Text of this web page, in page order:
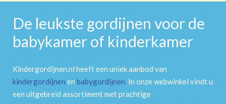
De leukste gordijnen voor de
babykamer of kinderkamer
Kindergordijnen.nl heeft een uniek aanbod van
kindergordijnen en babygordijnen. In onze webwinkel vindt u
een uitgebreid assortiment met prachtige